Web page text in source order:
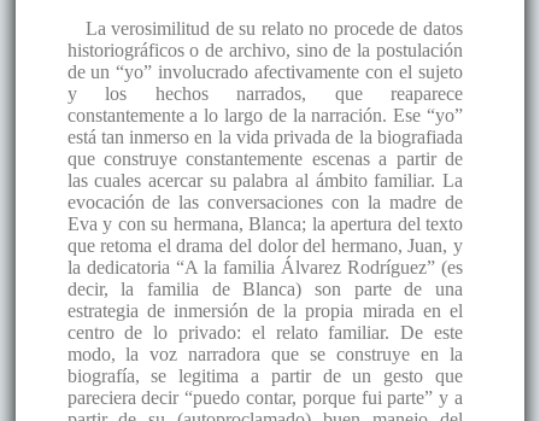
La verosimilitud de su relato no procede de datos
historiográficos o de archivo, sino de la postulación
de un “yo” involucrado afectivamente con el sujeto
y los hechos narrados, que reaparece
constantemente a lo largo de la narración. Ese “yo”
está tan inmerso en la vida privada de la biografiada
que construye constantemente escenas a partir de
las cuales acercar su palabra al ámbito familiar. La
evocación de las conversaciones con la madre de
Eva y con su hermana, Blanca; la apertura del texto
que retoma el drama del dolor del hermano, Juan, y
la dedicatoria “A la familia Álvarez Rodríguez” (es
decir, la familia de Blanca) son parte de una
estrategia de inmersión de la propia mirada en el
centro de lo privado: el relato familiar. De este
modo, la voz narradora que se construye en la
biografía, se legitima a partir de un gesto que
pareciera decir “puedo contar, porque fui parte” y a